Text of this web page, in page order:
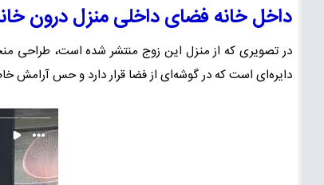
داخل خانه فضای داخلی منزل درون
در تصویری که از منزل این زوج منتشر شده است، طراحی
دایره‌ای است که در گوشه‌ای از فضا قرار دارد و حس آرامش